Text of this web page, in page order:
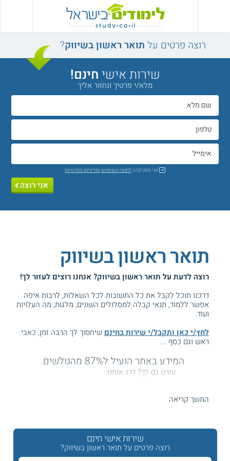
רוצה פרטים על תואר ראשון בשיווק?
שירות אישיחינם!
מלא/י פרטיך ונחזור אליך
אני מסכים/הלתנאי השימוש ומדיניות הפרטיות
אני רוצה
תואר ראשון בשיווק
רוצה לדעת על תואר ראשון בשיווק? אנחנו רוצים לעזור לך!
דרכנו תוכל לקבל את כל התשובות לכל השאלות, לרבות איפה
אפשר ללמוד, תנאי קבלה למסלולים השונים, מלגות, מה העלויות
ועוד.
לחץ/י כאן ותקבל/י שירות בחינם שיחסוך לך הרבה זמן, כאבי
ראש וגם כסף ...
המידע באתר הועיל ל87% מהגולשים.
עזרנו גם לך? דרג אותנו:
תחום השיווק הוא בין הענפים הדינמיים במשק והוא רק הולך
ומשתכלל משנה לשנה, הודות לתהליכי פיתוח טכנולוגי וליישומן
של אסטרטגיות דיגיטליות חדשניות. חידושים אלה מעלים את
המשך קריאה
שירות אישי חינם
רוצה פרטים על תואר ראשון בשיווק?